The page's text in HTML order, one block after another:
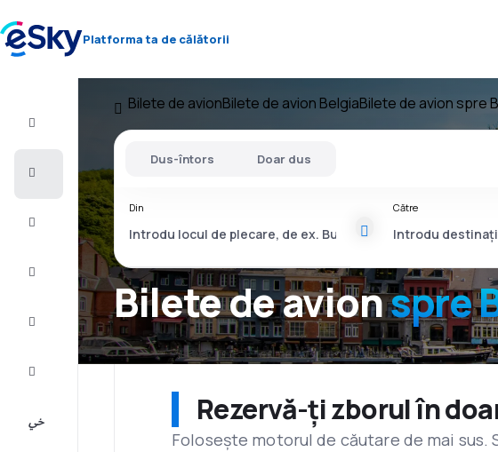
Platforma ta de călătorii
Vacanţe
2026/27
Bilete de avionBilete de avion BelgiaBilete de avion spre
Bilete de avionspre
Dus-întors Doar dus
Din Către
Rezervă-ți zborul în
Folosește motorul de căutare de mai sus.